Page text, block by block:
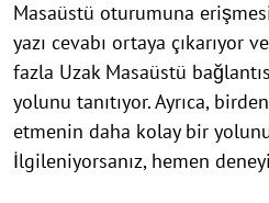
Masaüstü oturumuna
yazı cevabı ortaya çıkarıyor
fazla Uzak Masaüstü
yolunu tanıtıyor. Ayrıca,
etmenin daha kolay bir
İlgileniyorsanız, hemen